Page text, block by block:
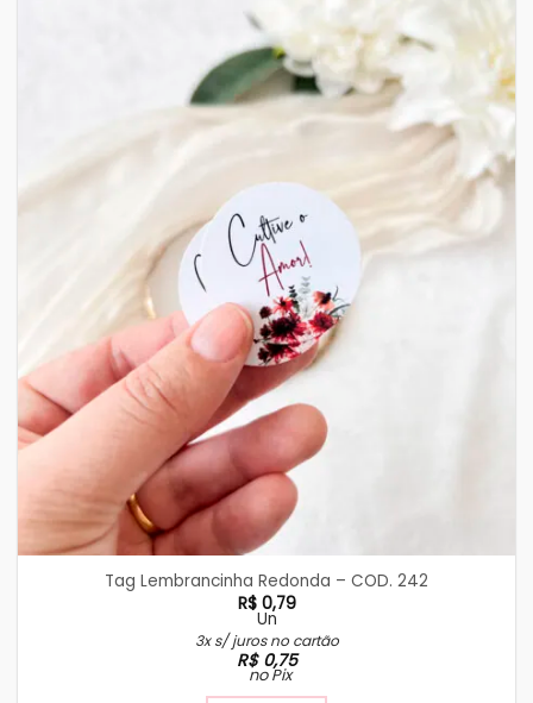
Tag Lembrancinha Redonda – COD. 242
R$0,79
Un
3x s/ juros no cartão
R$0,75
no Pix